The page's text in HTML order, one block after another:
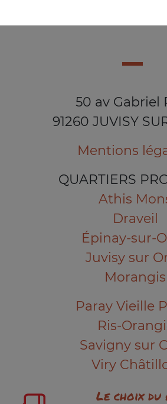
50 av Gabriel
91260 JUVISY
Mentions
QUARTIERS
Athis
Draveil
Épinay-sur-
Juvisy sur
Morangis
Paray Vieille
Ris-
Savigny sur
Viry
Le choix du